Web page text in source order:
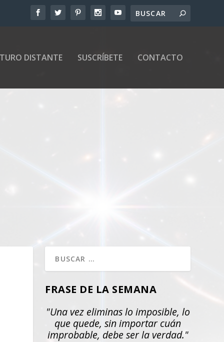
DISTANTE SUSCRÍBETE CONTACTO
FRASE DE LA SEMANA
"Una vez eliminas lo imposible, lo
que quede, sin importar cuán
improbable, debe ser la verdad."